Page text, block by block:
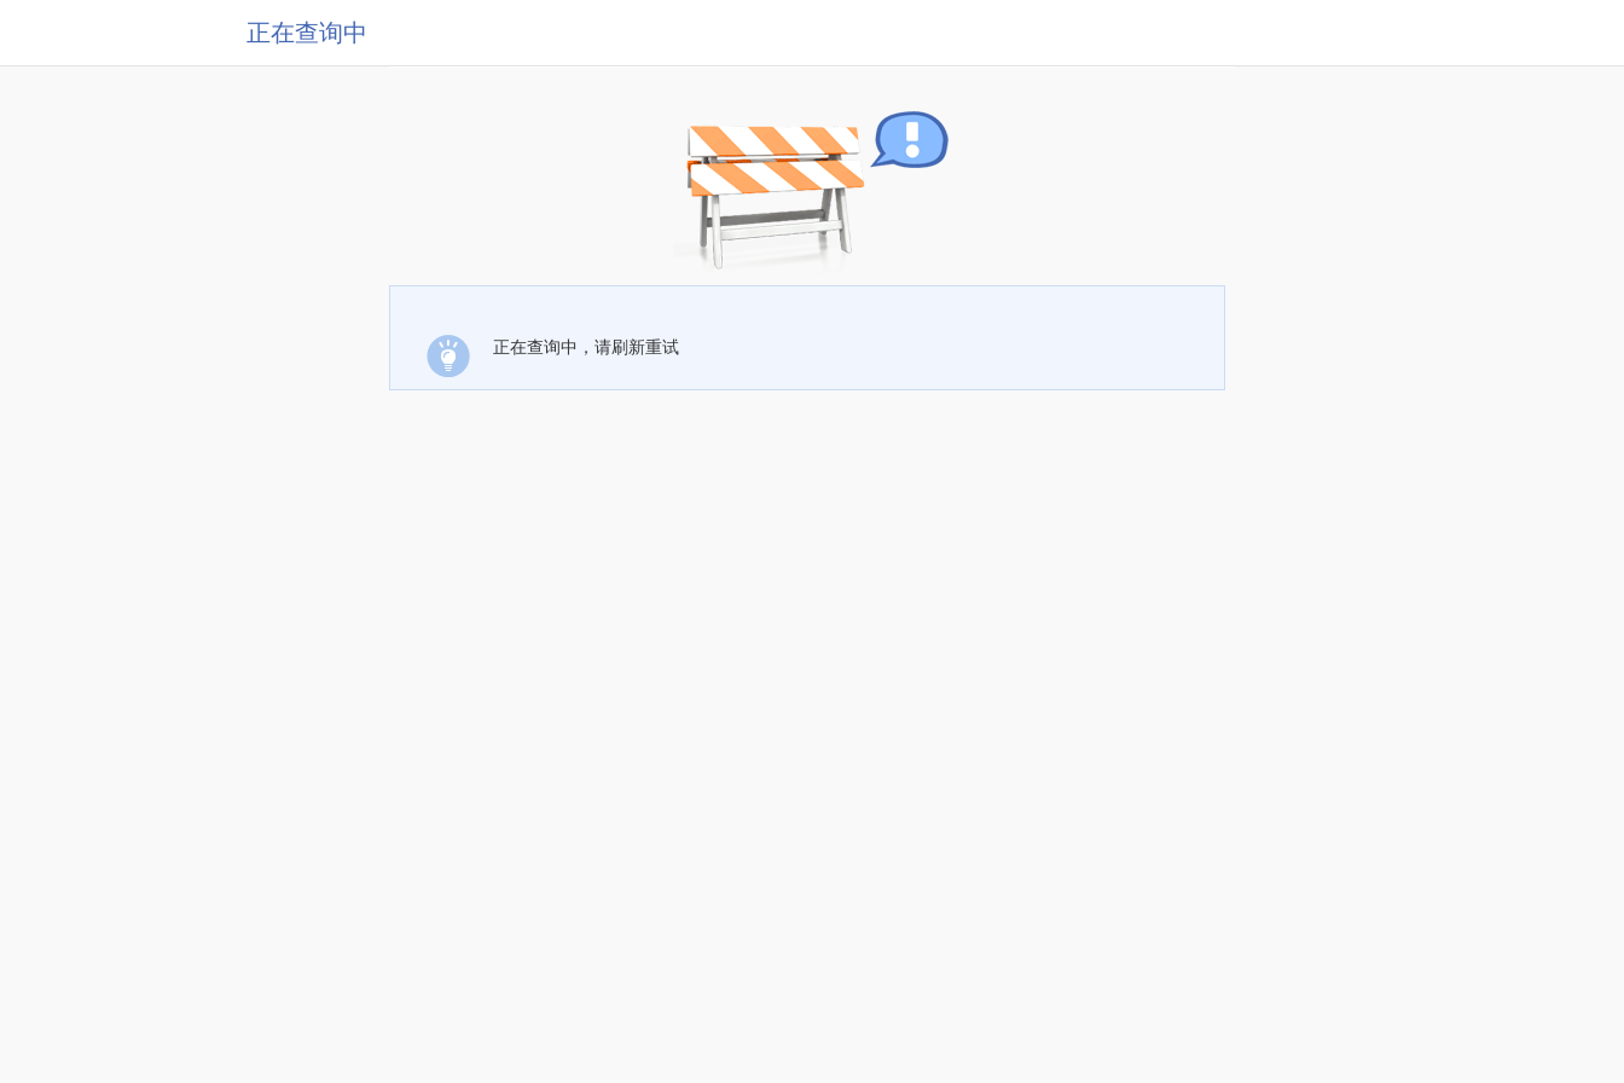
正在查询中
正在查询中，请刷新重试